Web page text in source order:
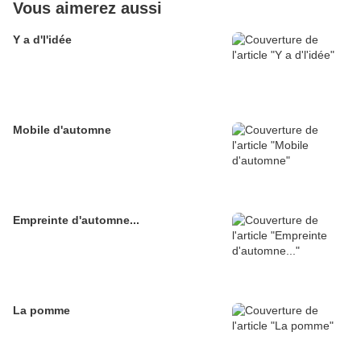
Vous aimerez aussi
Y a d'l'idée
Mobile d'automne
Empreinte d'automne...
La pomme